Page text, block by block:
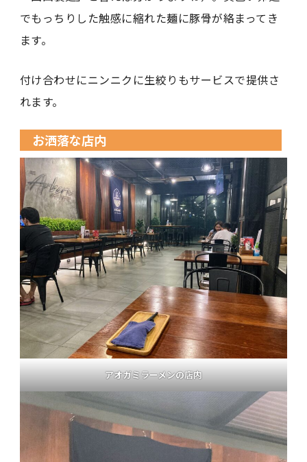
でもっちりした触感に縮れた麺に豚骨が絡まってき
ます。
付け合わせにニンニクに生絞りもサービスで提供さ
れます。
お洒落な店内
アオガミラーメンの店内